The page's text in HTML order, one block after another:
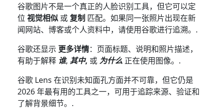
谷歌图片不是一个真正的人脸识别工具，但它可以定
位 视觉相似 或复制 匹配。如果同一张照片出现在新
闻网站、博客或个人资料中，请使用谷歌进行追溯。.
谷歌还显示 更多详情：页面标题、说明和照片描述，
有助于解释 谁, 其中, 或为什么 正在使用图像。.
谷歌 Lens 在识别未知面孔方面并不可靠，但它仍是
2026 年最有用的工具之一，可用于追踪来源、验证和
了解背景细节。.